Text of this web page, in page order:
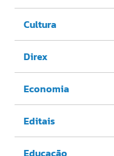
Cultura
Direx
Economia
Editais
Educação